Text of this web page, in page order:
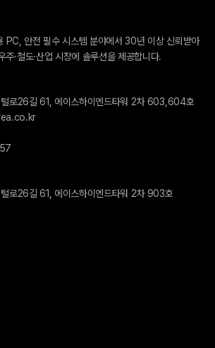
PC, 안전 필수 시스템 분야에서 30년 이상 신뢰받아
주·철도·산업 시장에 솔루션을 제공합니다.
털로26길 61, 에이스하이엔드타워 2차 603,604호
로26길 61, 에이스하이엔드타워 2차 903호